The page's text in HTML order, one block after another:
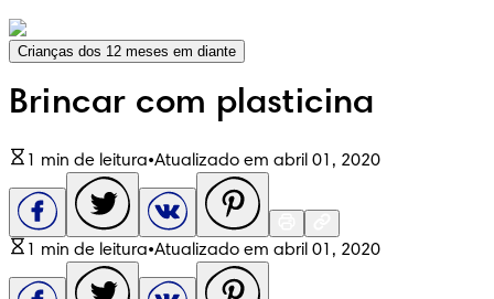
Crianças dos 12 meses em diante
Brincar com plasticina
1 min de leitura•Atualizado em abril 01, 2020
1 min de leitura•Atualizado em abril 01, 2020